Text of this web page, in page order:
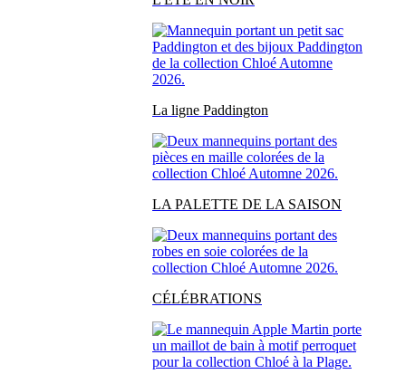
La ligne Paddington
LA PALETTE DE LA SAISON
CÉLÉBRATIONS